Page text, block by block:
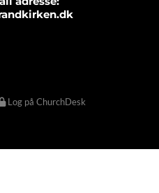
Log på ChurchDesk